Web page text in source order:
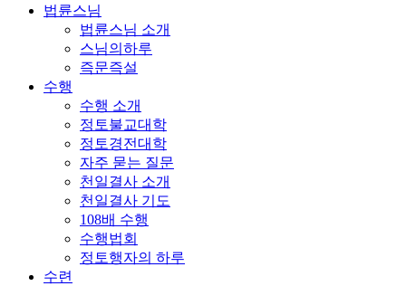
법륜스님
법륜스님 소개
스님의하루
즉문즉설
수행
수행 소개
정토불교대학
정토경전대학
자주 묻는 질문
천일결사 소개
천일결사 기도
108배 수행
수행법회
정토행자의 하루
수련